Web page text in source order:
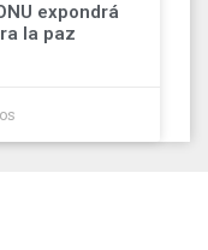
expondrá
la paz